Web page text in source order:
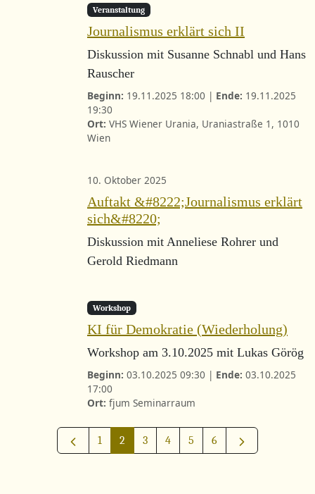
Veranstaltung
Journalismus erklärt sich II
Diskussion mit Susanne Schnabl und Hans
Rauscher
Beginn: 19.11.2025 18:00 | Ende: 19.11.2025
19:30
Ort: VHS Wiener Urania, Uraniastraße 1, 1010
Wien
10. Oktober 2025
Auftakt &#8222;Journalismus erklärt
sich&#8220;
Diskussion mit Anneliese Rohrer und
Gerold Riedmann
Workshop
KI für Demokratie (Wiederholung)
Workshop am 3.10.2025 mit Lukas Görög
Beginn: 03.10.2025 09:30 | Ende: 03.10.2025
17:00
Ort: fjum Seminarraum
1 2 3 4 5 6